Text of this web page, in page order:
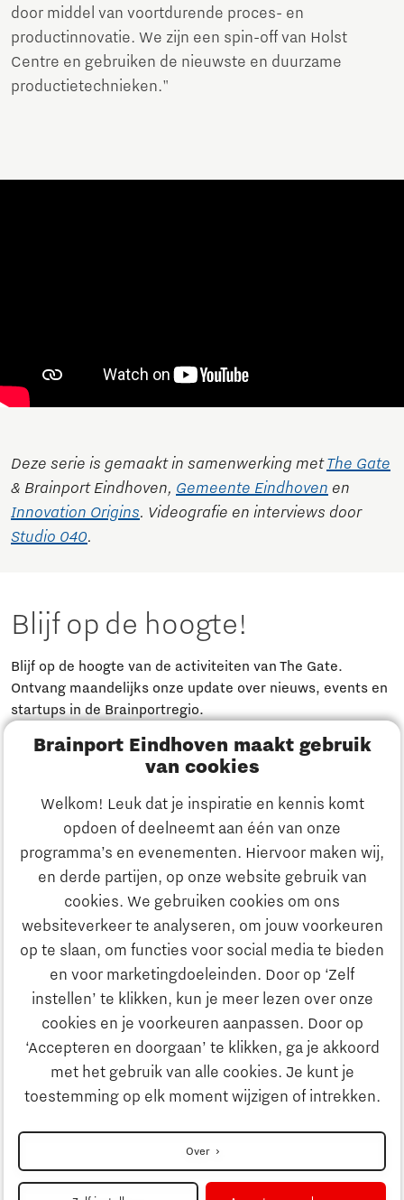
Brainport Eindhoven maakt gebruik
van cookies
Welkom! Leuk dat je inspiratie en kennis komt
opdoen of deelneemt aan één van onze
programma’s en evenementen. Hiervoor maken wij,
en derde partijen, op onze website gebruik van
cookies. We gebruiken cookies om ons
websiteverkeer te analyseren, om jouw voorkeuren
op te slaan, om functies voor social media te bieden
en voor marketingdoeleinden. Door op ‘Zelf
instellen’ te klikken, kun je meer lezen over onze
cookies en je voorkeuren aanpassen. Door op
‘Accepteren en doorgaan’ te klikken, ga je akkoord
met het gebruik van alle cookies. Je kunt je
toestemming op elk moment wijzigen of intrekken.
Over
door middel van voortdurende proces- en
productinnovatie. We zijn een spin-off van Holst
Centre en gebruiken de nieuwste en duurzame
productietechnieken."
Deze serie is gemaakt in samenwerking metThe Gate
& Brainport Eindhoven, Gemeente Eindhoven en
Innovation Origins. Videografie en interviews door
Studio 040.
Blijf op de hoogte!
Blijf op de hoogte van de activiteiten van The Gate.
Ontvang maandelijks onze update over nieuws, events en
startups in de Brainportregio.
Meld je aan
Heb je een vraag?
E-mailadres:info@thegate.tech
Volg ons
Bezoekadres walk-in hours &
The Gate Academy
Eindhoven University of Technology
Alpha Hub, 2e verdieping
Het Eeuwsel 57, 5612 AS Eindhoven